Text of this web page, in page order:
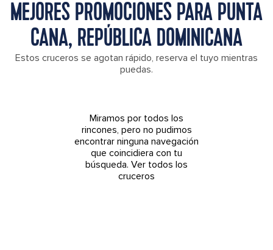
MEJORES PROMOCIONES PARA PUNTA
CANA, REPÚBLICA DOMINICANA
Estos cruceros se agotan rápido, reserva el tuyo mientras
puedas.
Miramos por todos los
rincones, pero no pudimos
encontrar ninguna navegación
que coincidiera con tu
búsqueda. Ver todos los
cruceros